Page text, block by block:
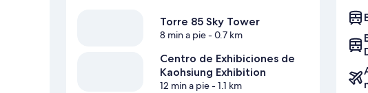
Torre 85 Sky Tower
8 min a pie- 0.7 km
Centro de Exhibiciones de
Kaohsiung Exhibition
12 min a pie- 1.1 km